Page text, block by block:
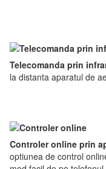
Telecomanda prin
la distanta aparatul de
Controler online prin
optiunea de control